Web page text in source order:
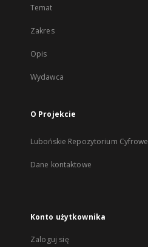
Temat
Zakres
Opis
Wydawca
O Projekcie
Lubońskie Repozytorium Cyfrowe
Dane kontaktowe
Konto użytkownika
Zaloguj się